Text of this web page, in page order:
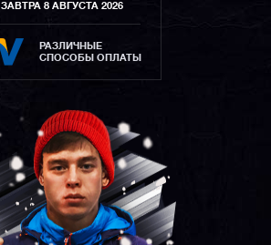
ЗАВТРА 8 АВГУСТА 2026
РАЗЛИЧНЫЕ
СПОСОБЫ ОПЛАТЫ